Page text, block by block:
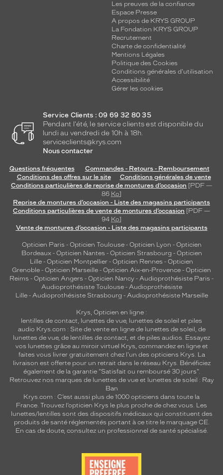
Les preuves de la confiance
Espace Presse
A propos de KRYS GROUP
La Fondation KRYS GROUP
Recrutement
Charte de confidentialité
Mentions Légales
Politique des Cookies
Conditions générales d'utilisation
Accessibilité
Gérer les cookies
Service Clients : 09 69 32 80 35
Pendant l'été, le service clients est disponible du
lundi au vendredi de 10h à 18h.
serviceclients@krys.com
Nous contacter
Questions fréquentes
Commandes - Retours - Remboursement
Conditions des offres sur le site
Conditions générales de vente
Conditions particulières de reprise de montures d’occasion [PDF —
86 Ko]
Reprise de montures d’occasion - Liste des magasins participants
Conditions particulières de vente de montures d’occasion [PDF —
94 Ko]
Vente de montures d’occasion - Liste des magasins participants
Opticien Paris - Opticien Toulouse- Opticien Lyon - Opticien
Bordeaux- Opticien Nantes - Opticien Strasbourg - Opticien
Lille - Opticien Montpellier - Opticien Rennes - Opticien
Grenoble - Opticien Marseille - Opticien Aix-en-Provence - Opticien
Reims - Opticien Angers - Opticien Nancy - Audioprothésiste Paris -
Audioprothésiste Toulouse- Audioprothésiste
Lille- Audioprothésiste Strasbourg - Audioprothésiste Marseille
Krys, Opticien en ligne :
lentilles de contact, lunettes de vue, lunettes de soleil et piles
audio Krys.com : Site de vente en ligne de lunettes de soleil, de
lunettes de vue, de lentilles de contact, et de piles audios. Essayez
vos lunettes grâce au miroir virtuel Krys, commandez en ligne et
faites vous livrer gratuitement chez l'un des opticiens Krys. La
livraison est offerte pour un retrait dans le réseau Krys. Bénéficiez
également de la garantie "Satisfait ou remboursé 30 jours".
Retrouvez nos marques de lunettes de vue et lunettes de soleil : Ray
Ban
Krys.com : C’est aussi plus de 1000 opticiens dans toute la
France. Trouvez l’opticien Krys le plus proche de chez vous. Les
lunettes/lentilles sont des dispositifs médicaux qui constituent des
produits de santé réglementés portant à ce titre le marquage CE.
En cas de doute, consultez un professionnel de santé spécialisé.